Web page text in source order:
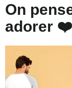
On
adorer